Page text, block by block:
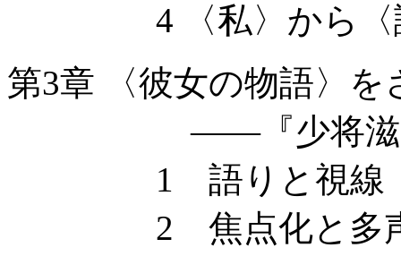
4 〈私〉から〈
第3章 〈彼女の物語〉を
——『少将滋幹
1 語りと視線
2 焦点化と多